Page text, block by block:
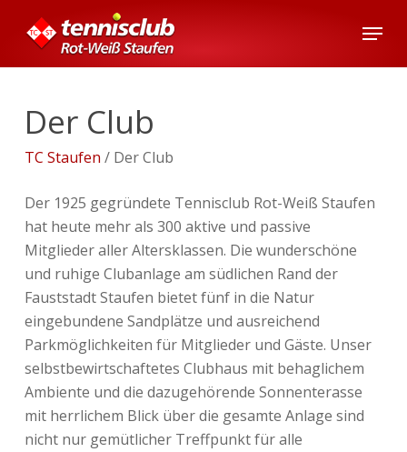
Menu
Der Club
TC Staufen / Der Club
Der 1925 gegründete Tennisclub Rot-Weiß Staufen
hat heute mehr als 300 aktive und passive
Mitglieder aller Altersklassen. Die wunderschöne
und ruhige Clubanlage am südlichen Rand der
Fauststadt Staufen bietet fünf in die Natur
eingebundene Sandplätze und ausreichend
Parkmöglichkeiten für Mitglieder und Gäste. Unser
selbstbewirtschaftetes Clubhaus mit behaglichem
Ambiente und die dazugehörende Sonnenterasse
mit herrlichem Blick über die gesamte Anlage sind
nicht nur gemütlicher Treffpunkt für alle